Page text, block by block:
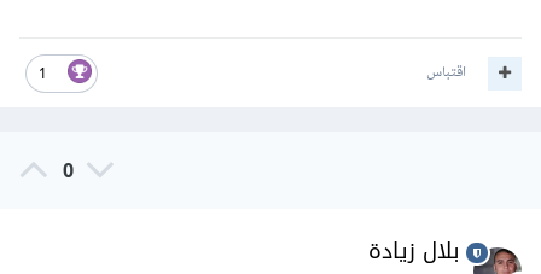
1 اقتباس
0
بلال زيادة